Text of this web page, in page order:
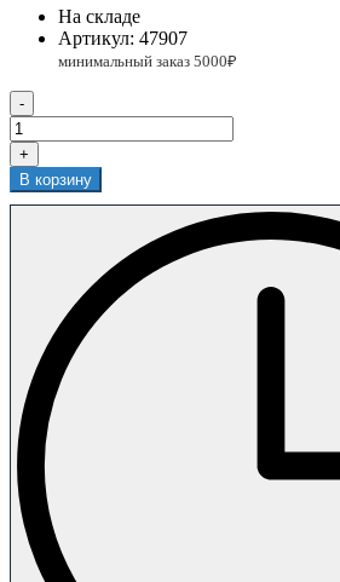
На складе
Артикул: 47907
-
+
В корзину